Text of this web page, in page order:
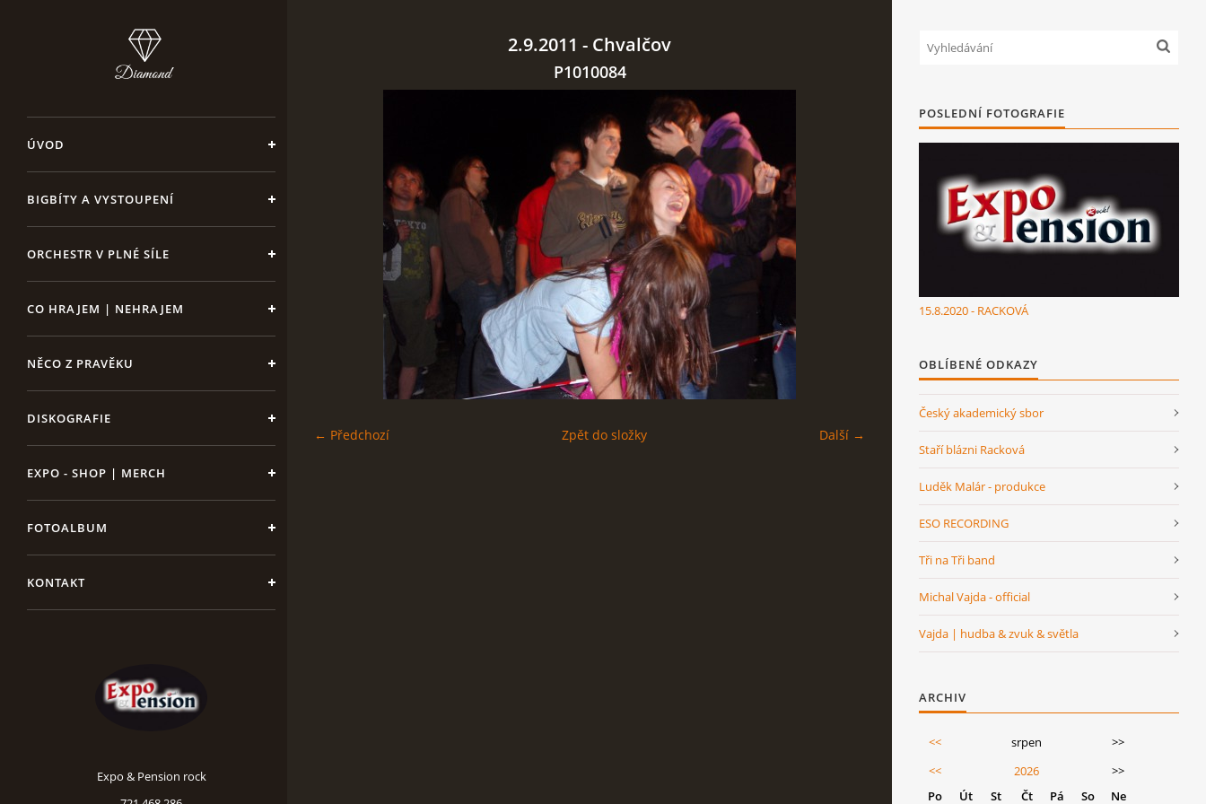
ÚVOD
BIGBÍTY A VYSTOUPENÍ
ORCHESTR V PLNÉ SÍLE
CO HRAJEM | NEHRAJEM
NĚCO Z PRAVĚKU
DISKOGRAFIE
EXPO - SHOP | MERCH
FOTOALBUM
KONTAKT
Expo & Pension rock
2.9.2011 - Chvalčov
P1010084
← Předchozí Další →
Zpět do složky
POSLEDNÍ FOTOGRAFIE
15.8.2020 - RACKOVÁ
OBLÍBENÉ ODKAZY
Český akademický sbor
Staří blázni Racková
Luděk Malár - produkce
ESO RECORDING
Tři na Tři band
Michal Vajda - official
Vajda | hudba & zvuk & světla
ARCHIV
<< srpen
>>
<<
2026
>>
Po
Út St Čt Pá So Ne